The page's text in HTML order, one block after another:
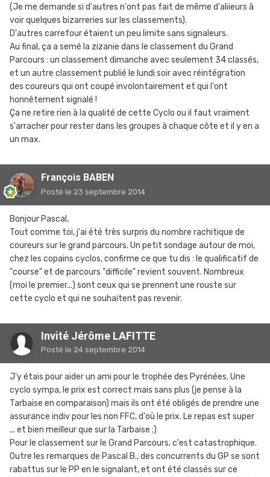
(Je me demande si d'autres n'ont pas fait de même d'aliieurs à
voir quelques bizarreries sur les classements).
D'autres carrefour étaient un peu limite sans signaleurs.
Au final, ça a semé la zizanie dans le classement du Grand
Parcours : un classement dimanche avec seulement 34 classés,
et un autre classement publié le lundi soir avec réintégration
des coureurs qui ont coupé involontairement et qui l'ont
honnêtement signalé !
Ça ne retire rien à la qualité de cette Cyclo ou il faut vraiment
s'arracher pour rester dans les groupes à chaque côte et il y en a
un max.
François BABEN
Posté le 23 septembre 2014
Bonjour Pascal,
Tout comme toi, j'ai été très surpris du nombre rachitique de
coureurs sur le grand parcours. Un petit sondage autour de moi,
chez les copains cyclos, confirme ce que tu dis : le qualificatif de
"course" et de parcours "difficile" revient souvent. Nombreux
(moi le premier...) sont ceux qui se prennent une rouste sur
cette cyclo et qui ne souhaitent pas revenir.
Invité Jérôme LAFITTE
Posté le 24 septembre 2014
J'y étais pour aider un ami pour le trophée des Pyrénées. Une
cyclo sympa, le prix est correct mais sans plus (je pense à la
Tarbaise en comparaison) mais ils ont été obligés de prendre une
assurance indiv pour les non FFC, d'où le prix. Le repas est super
... et bien meilleur que sur la Tarbaise ;)
Pour le classement sur le Grand Parcours, c'est catastrophique.
Outre les remarques de Pascal B., des concurrents du GP se sont
rabattus sur le PP en le signalant, et ont été classés sur ce